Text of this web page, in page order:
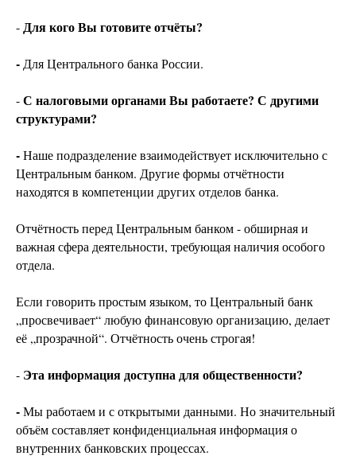
-Для кого Вы готовите отчёты?
- Для Центрального банка России.
-С налоговыми органами Вы работаете? С другими
структурами?
-Наше подразделение взаимодействует исключительно с
Центральным банком. Другие формы отчётности
находятся в компетенции других отделов банка.
Отчётность перед Центральным банком - обширная и
важная сфера деятельности, требующая наличия особого
отдела.
Если говорить простым языком, то Центральный банк
„просвечивает“ любую финансовую организацию, делает
её „прозрачной“. Отчётность очень строгая!
- Эта информация доступна для общественности?
-Мы работаем и с открытыми данными. Но значительный
объём составляет конфиденциальная информация о
внутренних банковских процессах.